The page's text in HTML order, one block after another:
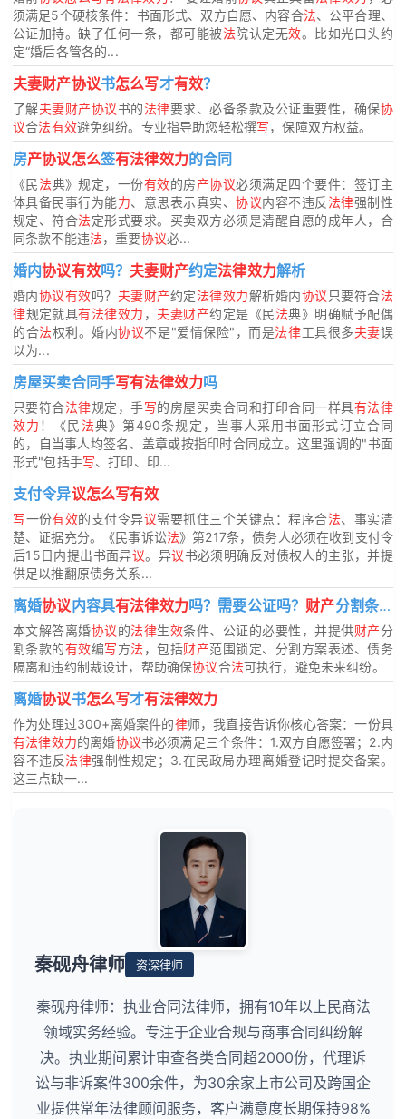
须满足5个硬核条件：书面形式、双方自愿、内容合法、公平合理、
公证加持。缺了任何一条，都可能被法院认定无效。比如光口头约
定“婚后各管各的...
夫妻财产协议书怎么写才有效？
了解夫妻财产协议书的法律要求、必备条款及公证重要性，确保协
议合法有效避免纠纷。专业指导助您轻松撰写，保障双方权益。
房产协议怎么签有法律效力的合同
《民法典》规定，一份有效的房产协议必须满足四个要件：签订主
体具备民事行为能力、意思表示真实、协议内容不违反 法律强制性
规定、符合法定形式要求。买卖双方必须是清醒自愿的成年人，合
同条款不能违法，重要协议必...
婚内协议有效吗？ 夫妻财产约定法律效力解析
婚内协议有效吗？ 夫妻财产约定法律效力解析婚内协议 只要符合法
律规定就具有法律效力 ， 夫妻财产约定是《民法典》明确赋予配偶
的合法权利。婚内协议不是"爱情保险"，而是法律工具很多夫妻误
以为...
房屋买卖合同手写有法律效力吗
只要符合法律规定，手写的房屋买卖合同和打印合同一样具有法律
效力 ！《民 法典》第490条规定，当事人采用书面形式订立合同
的，自当事人均签名、盖章或按指印时合同成立。这里强调的"书面
形式"包括手写、打印、印...
支付令异议怎么写有效
写一份有效的支付令异议需要抓住三个关键点：程序合法、事实清
楚、证据充分。《民事诉讼法》第217条，债务人必须在收到支付令
后15日内提出书面异议。异议书必须明确反对债权人的主张，并提
供足以推翻原债务关系...
离婚协议内容具有法律效力吗？需要公证吗？ 财产分割条款
本文解答离婚协议的法律生效条件、公证的必要性，并提供财产分
割条款的有效编写方法，包括财产范围锁定、分割方案表述、债务
隔离和违约制裁设计，帮助确保协议合法可执行，避免未来纠纷。
离婚协议书怎么写才有法律效力
作为处理过300+离婚案件的律师，我直接告诉你核心答案：一份具
有法律效力的离婚协议书必须满足三个条件：1.双方自愿签署；2.内
容不违反法律强制性规定；3.在民政局办理离婚登记时提交备案。
这三点缺一...
秦砚舟律师 资深律师
秦砚舟律师：执业合同法律师，拥有10年以上民商法
领域实务经验。专注于企业合规与商事合同纠纷解
决。执业期间累计审查各类合同超2000份，代理诉
讼与非诉案件300余件，为30余家上市公司及跨国企
业提供常年法律顾问服务，客户满意度长期保持98%